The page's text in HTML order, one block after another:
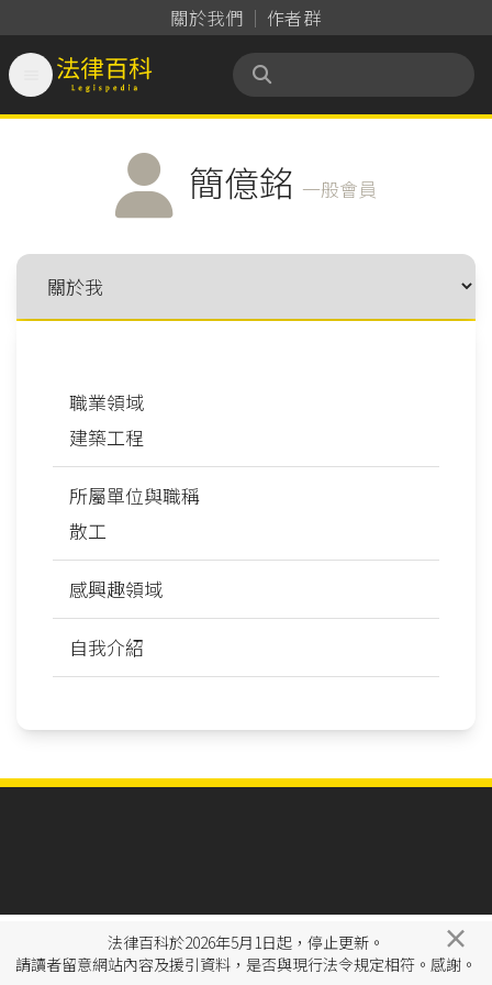
關於我們 作者群
法律百科 Legispedia
簡億銘 一般會員
職業領域
建築工程
所屬單位與職稱
散工
感興趣領域
自我介紹
法律百科於2026年5月1日起，停止更新。
請讀者留意網站內容及援引資料，是否與現行法令規定相符。感謝。
×